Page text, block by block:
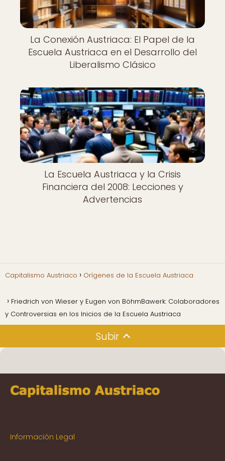
La Conexión Austriaca: El Papel de la
Escuela Austriaca en el Desarrollo del
Liberalismo Clásico
La Escuela Austriaca y la Crisis
Financiera del 2008: Lecciones y
Advertencias
Capitalismo Austriaco Orígenes de la Escuela Austriaca
Friedrich von Wieser y Eugen von BöhmBawerk: Colaboradores
y Controversias en los Inicios de la Escuela Austriaca
Subir
Información Legal